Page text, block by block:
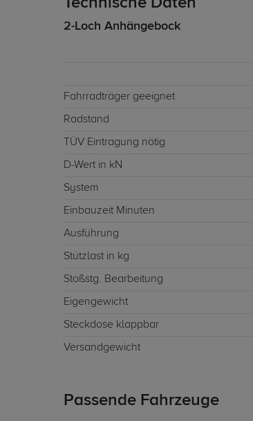
2-Loch Anhängebock
Fahrradträger geeignet
Radstand
TÜV Eintragung nötig
D-Wert in kN
System
Einbauzeit Minuten
Ausführung
Stützlast in kg
Stoßstg. Bearbeitung
Eigengewicht
Steckdose klappbar
Versandgewicht
Passende Fahrzeuge